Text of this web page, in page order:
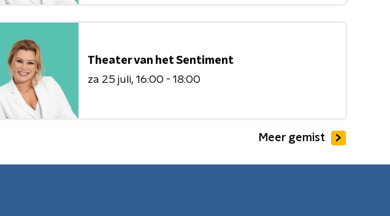
Theater van het Sentiment
za 25 juli 16:00 - 18:00
Meer gemist